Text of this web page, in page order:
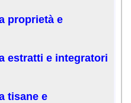
proprietà e
estratti e integratori
tisane e